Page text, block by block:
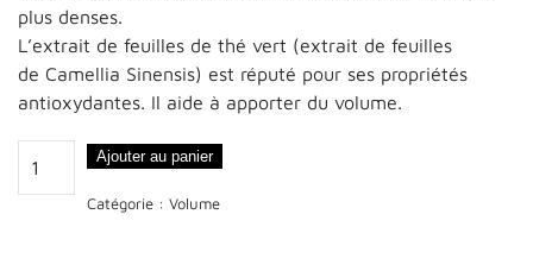
plus denses.
L’extrait de feuilles de thé vert (extrait de feuilles
de Camellia Sinensis) est réputé pour ses propriétés
antioxydantes. Il aide à apporter du volume.
de
Shampooing
Ajouter au panier
Catégorie : Volume